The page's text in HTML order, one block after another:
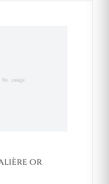
or